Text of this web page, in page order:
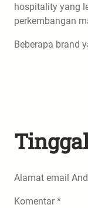
hospitality yang
perkembangan
Beberapa brand
Alamat email
Komentar*